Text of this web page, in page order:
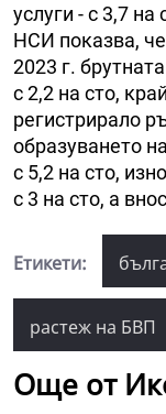
услуги - с 3,7
НСИ показва,
2023 г.
с 2,2 на сто,
регистрирало
образуването
с 5,2 на сто,
с 3 на сто, а
Етикети:
растеж на БВП
Още от